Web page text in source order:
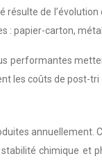
de
: papier-carton,
performantes
coûts de post-tri
chimique et